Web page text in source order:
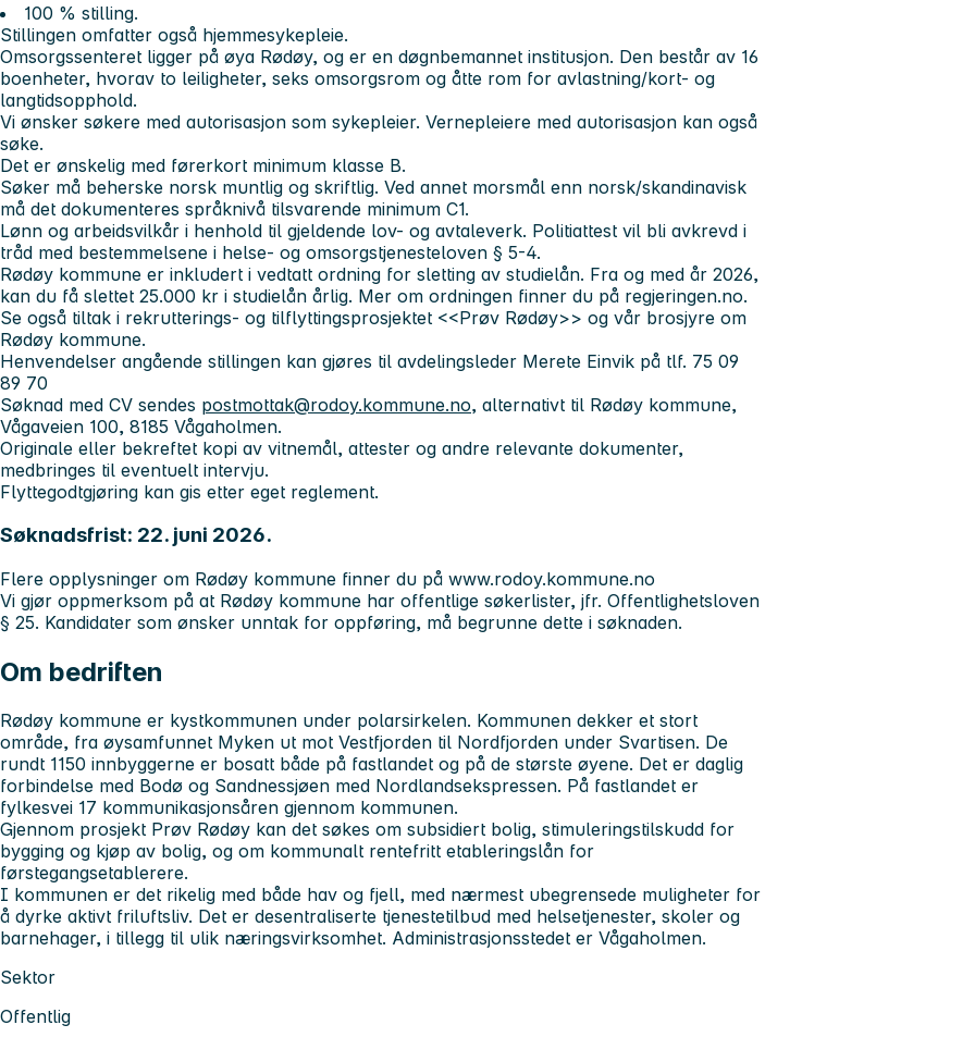
100 % stilling.
Stillingen omfatter også hjemmesykepleie.
Omsorgssenteret ligger på øya Rødøy, og er en døgnbemannet institusjon. Den består av 16
boenheter, hvorav to leiligheter, seks omsorgsrom og åtte rom for avlastning/kort- og
langtidsopphold.
Vi ønsker søkere med autorisasjon som sykepleier. Vernepleiere med autorisasjon kan også
søke.
Det er ønskelig med førerkort minimum klasse B.
Søker må beherske norsk muntlig og skriftlig. Ved annet morsmål enn norsk/skandinavisk
må det dokumenteres språknivå tilsvarende minimum C1.
Lønn og arbeidsvilkår i henhold til gjeldende lov- og avtaleverk. Politiattest vil bli avkrevd i
tråd med bestemmelsene i helse- og omsorgstjenesteloven § 5-4.
Rødøy kommune er inkludert i vedtatt ordning for sletting av studielån. Fra og med år 2026,
kan du få slettet 25.000 kr i studielån årlig. Mer om ordningen finner du på regjeringen.no.
Se også tiltak i rekrutterings- og tilflyttingsprosjektet <<Prøv Rødøy>> og vår brosjyre om
Rødøy kommune.
Henvendelser angående stillingen kan gjøres til avdelingsleder Merete Einvik på tlf. 75 09
89 70
Søknad med CV sendes postmottak@rodoy.kommune.no, alternativt til Rødøy kommune,
Vågaveien 100, 8185 Vågaholmen.
Originale eller bekreftet kopi av vitnemål, attester og andre relevante dokumenter,
medbringes til eventuelt intervju.
Flyttegodtgjøring kan gis etter eget reglement.
Søknadsfrist: 22. juni 2026.
Flere opplysninger om Rødøy kommune finner du på www.rodoy.kommune.no
Vi gjør oppmerksom på at Rødøy kommune har offentlige søkerlister, jfr. Offentlighetsloven
§ 25. Kandidater som ønsker unntak for oppføring, må begrunne dette i søknaden.
Om bedriften
Rødøy kommune er kystkommunen under polarsirkelen. Kommunen dekker et stort
område, fra øysamfunnet Myken ut mot Vestfjorden til Nordfjorden under Svartisen. De
rundt 1150 innbyggerne er bosatt både på fastlandet og på de største øyene. Det er daglig
forbindelse med Bodø og Sandnessjøen med Nordlandsekspressen. På fastlandet er
fylkesvei 17 kommunikasjonsåren gjennom kommunen.
Gjennom prosjekt Prøv Rødøy kan det søkes om subsidiert bolig, stimuleringstilskudd for
bygging og kjøp av bolig, og om kommunalt rentefritt etableringslån for
førstegangsetablerere.
I kommunen er det rikelig med både hav og fjell, med nærmest ubegrensede muligheter for
å dyrke aktivt friluftsliv. Det er desentraliserte tjenestetilbud med helsetjenester, skoler og
barnehager, i tillegg til ulik næringsvirksomhet. Administrasjonsstedet er Vågaholmen.
Sektor
Offentlig